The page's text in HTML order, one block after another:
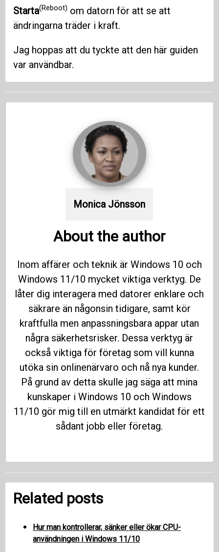
Starta(Reboot) om datorn för att se att
ändringarna träder i kraft.
Jag hoppas att du tyckte att den här guiden
var användbar.
Monica Jönsson
About the author
Inom affärer och teknik är Windows 10 och
Windows 11/10 mycket viktiga verktyg. De
låter dig interagera med datorer enklare och
säkrare än någonsin tidigare, samt kör
kraftfulla men anpassningsbara appar utan
några säkerhetsrisker. Dessa verktyg är
också viktiga för företag som vill kunna
utöka sin onlinenärvaro och nå nya kunder.
På grund av detta skulle jag säga att mina
kunskaper i Windows 10 och Windows
11/10 gör mig till en utmärkt kandidat för ett
sådant jobb eller företag.
Related posts
Hur man kontrollerar, sänker eller ökar CPU-
användningen i Windows 11/10